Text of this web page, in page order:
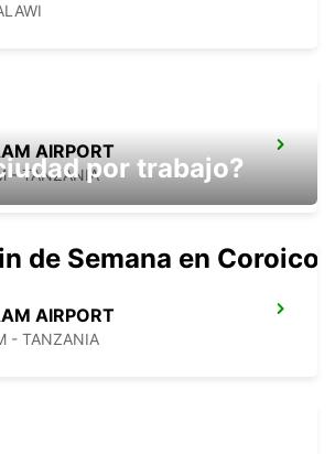
AIRPORT
- TANZANIA
AIRPORT
- TANZANIA
por trabajo?
de Semana en Coroico.